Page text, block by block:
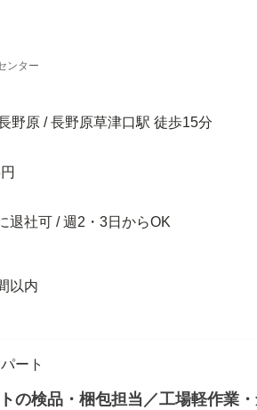
ンター
野原 / 長野原草津口駅 徒歩15分
退社可 / 週2・3日からOK
以内
ート
の検品・梱包担当／工場軽作業